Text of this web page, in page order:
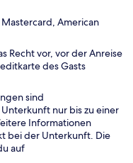
American
Recht vor, vor der Anreise
des Gasts
sind
nur bis zu einer
Informationen
bei der Unterkunft. Die
auf